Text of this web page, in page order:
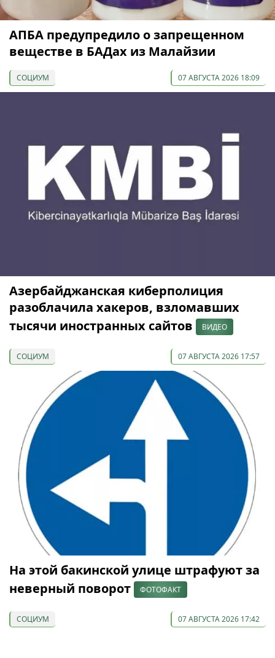
АПБА предупредило о запрещенном
веществе в БАДах из Малайзии
СОЦИУМ 07 АВГУСТА 2026 18:09
Азербайджанская киберполиция
разоблачила хакеров, взломавших
тысячи иностранных сайтов
ВИДЕО
СОЦИУМ 07 АВГУСТА 2026 17:57
На этой бакинской улице штрафуют за
неверный поворот
ФОТОФАКТ
СОЦИУМ 07 АВГУСТА 2026 17:42